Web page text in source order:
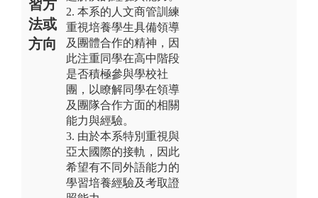
習方
法或
方向
2. 本系的人文商管訓練
重視培養學生具備領導
及團體合作的精神，因
此注重同學在高中階段
是否積極參與學校社
團，以瞭解同學在領導
及團隊合作方面的相關
能力與經驗。
3. 由於本系特別重視與
亞太國際的接軌，因此
希望有不同外語能力的
學習培養經驗及考取證